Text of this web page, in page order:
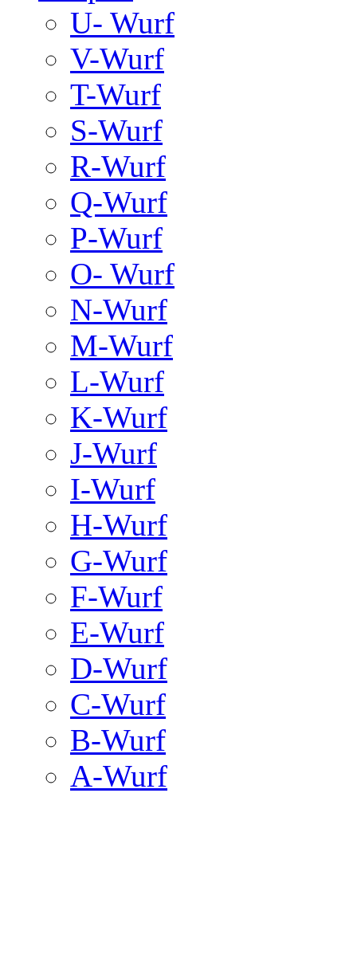
U- Wurf
V-Wurf
T-Wurf
S-Wurf
R-Wurf
Q-Wurf
P-Wurf
O- Wurf
N-Wurf
M-Wurf
L-Wurf
K-Wurf
J-Wurf
I-Wurf
H-Wurf
G-Wurf
F-Wurf
E-Wurf
D-Wurf
C-Wurf
B-Wurf
A-Wurf